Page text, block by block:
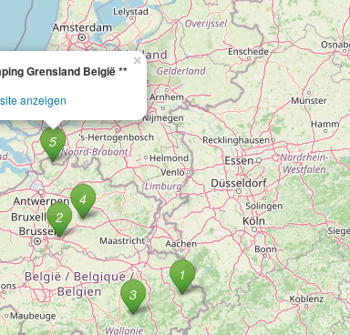
Grensland België **
anzeigen
×